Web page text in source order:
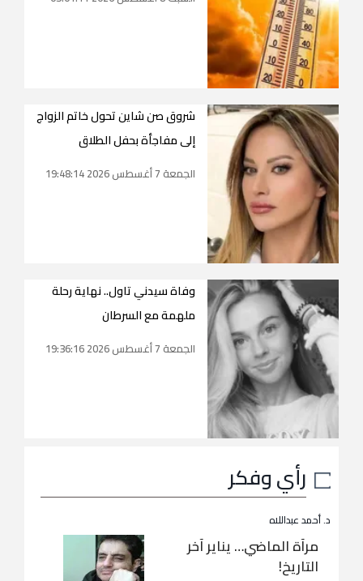
شروق صن شاين تحول خاتم الزواج
إلى مفاجأة بحفل الطلاق
الجمعة 7 أغسطس 2026 19:48:14
وفاة سيدني تاول.. نهاية رحلة
ملهمة مع السرطان
الجمعة 7 أغسطس 2026 19:36:16
رأي وفكر
د. أحمد عبداللاه
مرآة الماضي… يناير آخر
التاريخ!